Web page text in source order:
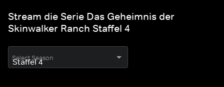
Stream die Serie Das Geheimnis der
Skinwalker Ranch Staffel 4
Select Season